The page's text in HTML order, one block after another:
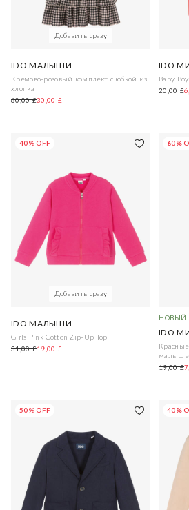
Добавить сразу
IDO МАЛЫШИ
Кремово-розовый комплект с юбкой из
хлопка
60,00 £30,00 £
IDO
Baby
20,00 £
40% OFF
Добавить сразу
IDO МАЛЫШИ
Girls Pink Cotton Zip-Up Top
31,00 £19,00 £
60%
НОВЫЙ
IDO
19,00 £
50% OFF 40%